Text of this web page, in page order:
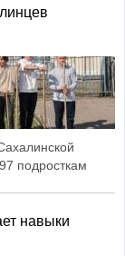
подросткам
навыки